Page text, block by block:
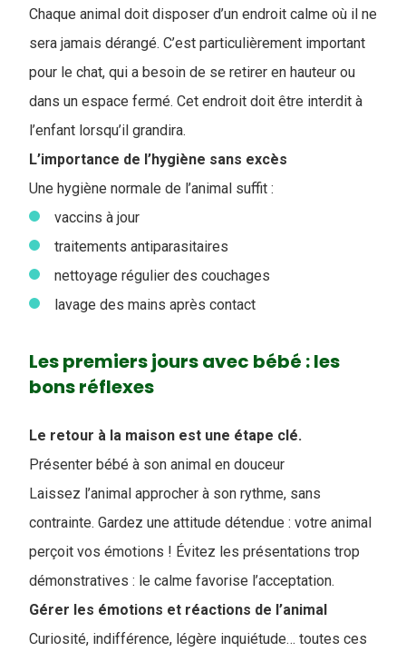
Chaque animal doit disposer d’un endroit calme où il ne
sera jamais dérangé. C’est particulièrement important
pour le chat, qui a besoin de se retirer en hauteur ou
dans un espace fermé. Cet endroit doit être interdit à
l’enfant lorsqu’il grandira.
L’importance de l’hygiène sans excès
Une hygiène normale de l’animal suffit :
vaccins à jour
traitements antiparasitaires
nettoyage régulier des couchages
lavage des mains après contact
Les premiers jours avec bébé : les
bons réflexes
Le retour à la maison est une étape clé.
Présenter bébé à son animal en douceur
Laissez l’animal approcher à son rythme, sans
contrainte. Gardez une attitude détendue : votre animal
perçoit vos émotions ! Évitez les présentations trop
démonstratives : le calme favorise l’acceptation.
Gérer les émotions et réactions de l’animal
Curiosité, indifférence, légère inquiétude… toutes ces